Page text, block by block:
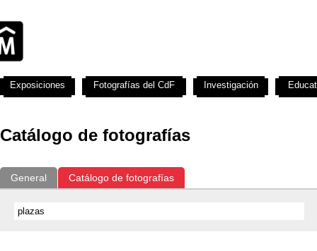
Catálogo de fotografías
General Catálogo de fotografías
Exposiciones Fotografías del CdF Investigación